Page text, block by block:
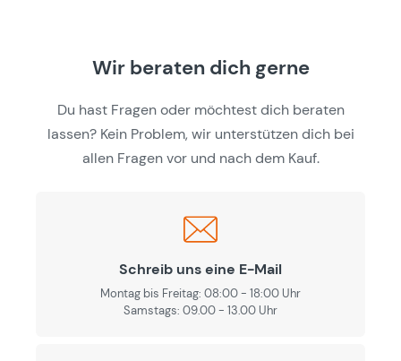
Wir beraten dich gerne
Du hast Fragen oder möchtest dich beraten
lassen? Kein Problem, wir unterstützen dich bei
allen Fragen vor und nach dem Kauf.
Schreib uns eine E-Mail
Montag bis Freitag: 08:00 - 18:00 Uhr
Samstags: 09.00 - 13.00 Uhr